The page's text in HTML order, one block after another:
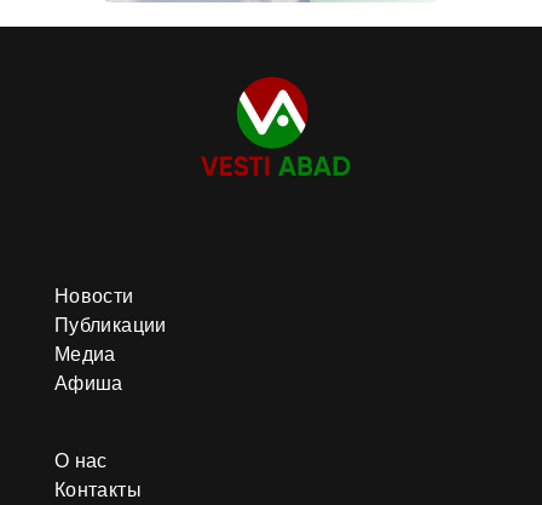
Новости
Публикации
Медиа
Афиша
О нас
Контакты